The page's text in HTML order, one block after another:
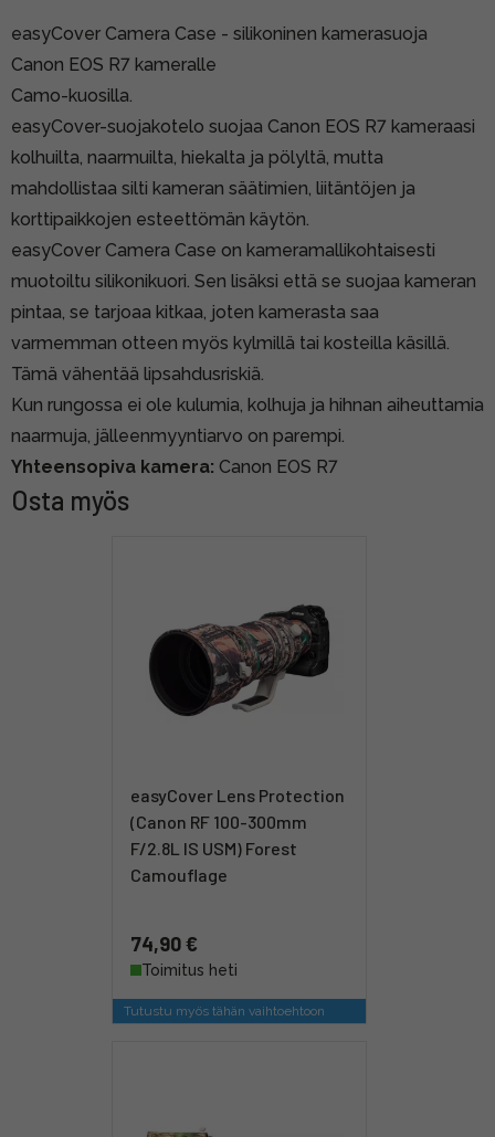
easyCover Camera Case - silikoninen kamerasuoja
Canon EOS R7 kameralle
Camo-kuosilla.
easyCover-suojakotelo suojaa Canon EOS R7 kameraasi
kolhuilta, naarmuilta, hiekalta ja pölyltä, mutta
mahdollistaa silti kameran säätimien, liitäntöjen ja
korttipaikkojen esteettömän käytön.
easyCover Camera Case on kameramallikohtaisesti
muotoiltu silikonikuori. Sen lisäksi että se suojaa kameran
pintaa, se tarjoaa kitkaa, joten kamerasta saa
varmemman otteen myös kylmillä tai kosteilla käsillä.
Tämä vähentää lipsahdusriskiä.
Kun rungossa ei ole kulumia, kolhuja ja hihnan aiheuttamia
naarmuja, jälleenmyyntiarvo on parempi.
Yhteensopiva kamera: Canon EOS R7
Osta myös
easyCover Lens Protection
(Canon RF 100-300mm
F/2.8L IS USM) Forest
Camouflage
74,90 €
Toimitus heti
Tutustu myös tähän vaihtoehtoon